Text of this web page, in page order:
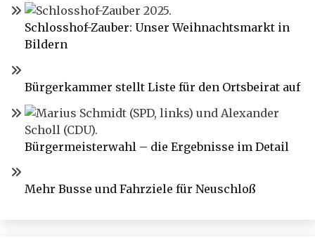
Schlosshof-Zauber: Unser Weihnachtsmarkt in
Bildern
Bürgerkammer stellt Liste für den Ortsbeirat auf
Bürgermeisterwahl – die Ergebnisse im Detail
Mehr Busse und Fahrziele für Neuschloß